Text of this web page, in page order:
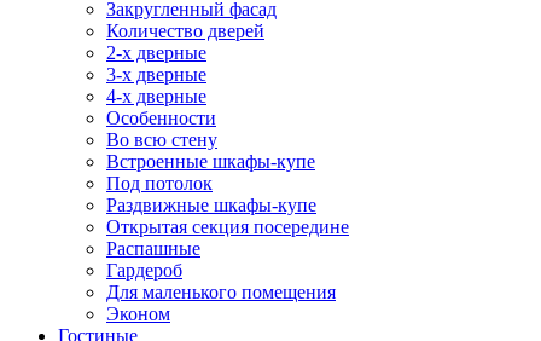
Закругленный фасад
Количество дверей
2-х дверные
3-х дверные
4-х дверные
Особенности
Во всю стену
Встроенные шкафы-купе
Под потолок
Раздвижные шкафы-купе
Открытая секция посередине
Распашные
Гардероб
Для маленького помещения
Эконом
Гостиные